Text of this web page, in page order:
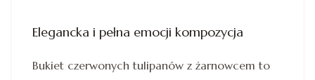
Elegancka i pełna emocji kompozycja
Bukiet czerwonych tulipanów z żarnowcem to